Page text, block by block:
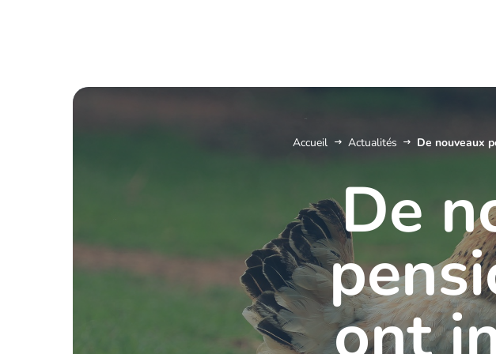
Accueil Actualités De nouveaux
De